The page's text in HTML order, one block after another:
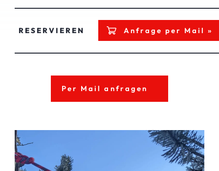
RESERVIEREN Anfrage per Mail »
Per Mail anfragen